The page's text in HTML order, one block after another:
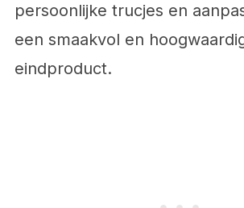
persoonlijke trucjes en
een smaakvol en
eindproduct.